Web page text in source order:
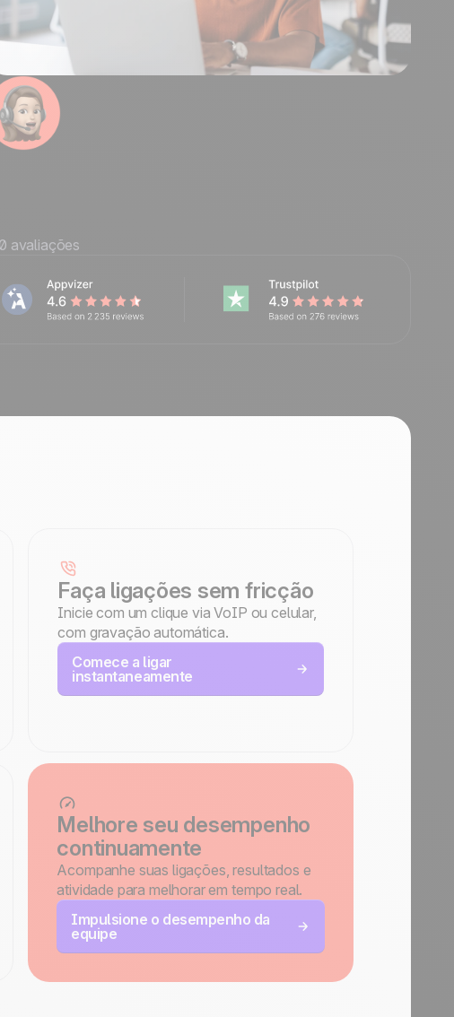
avaliações
Faça ligações sem fricção
Inicie com um clique via VoIP ou celular,
com gravação automática.
Comece a ligar
instantaneamente
Melhore seu desempenho
continuamente
Acompanhe suas ligações, resultados e
atividade para melhorar em tempo real.
Impulsione o desempenho da
equipe